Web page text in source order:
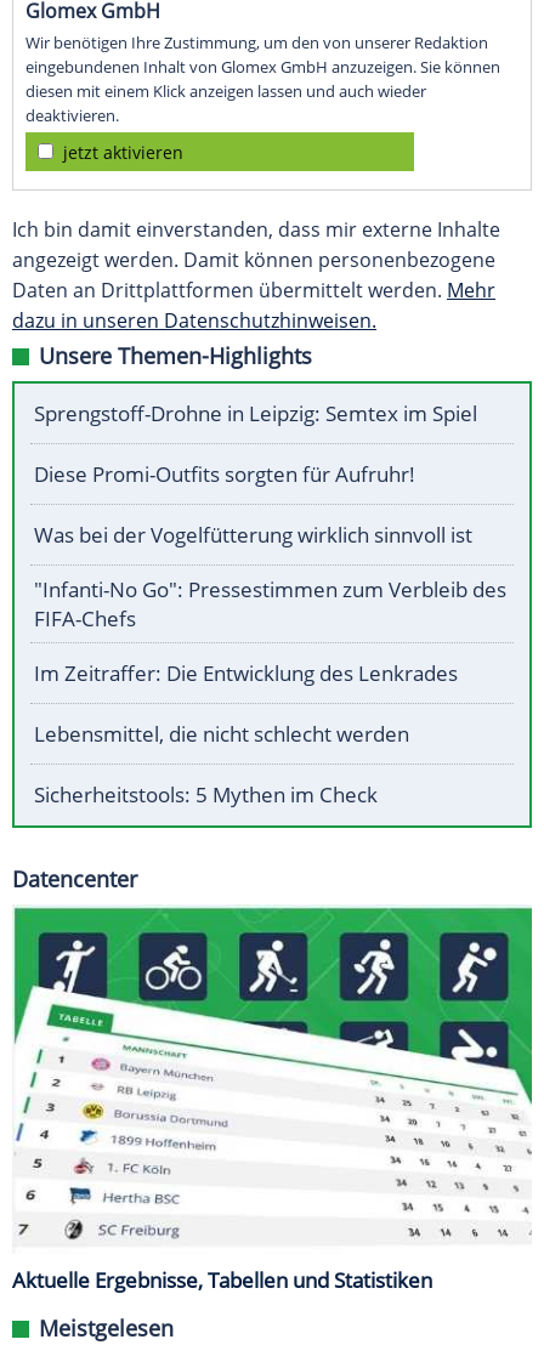
Glomex GmbH
Wir benötigen Ihre Zustimmung, um den von unserer Redaktion
eingebundenen Inhalt von Glomex GmbH anzuzeigen. Sie können
diesen mit einem Klick anzeigen lassen und auch wieder
deaktivieren.
jetzt aktivieren
Ich bin damit einverstanden, dass mir externe Inhalte
angezeigt werden. Damit können personenbezogene
Daten an Drittplattformen übermittelt werden. Mehr
dazu in unseren Datenschutzhinweisen.
Unsere Themen-Highlights
Sprengstoff-Drohne in Leipzig: Semtex im Spiel
Diese Promi-Outfits sorgten für Aufruhr!
Was bei der Vogelfütterung wirklich sinnvoll ist
"Infanti-No Go": Pressestimmen zum Verbleib des
FIFA-Chefs
Im Zeitraffer: Die Entwicklung des Lenkrades
Lebensmittel, die nicht schlecht werden
Sicherheitstools: 5 Mythen im Check
Datencenter
Aktuelle Ergebnisse, Tabellen und Statistiken
Meistgelesen